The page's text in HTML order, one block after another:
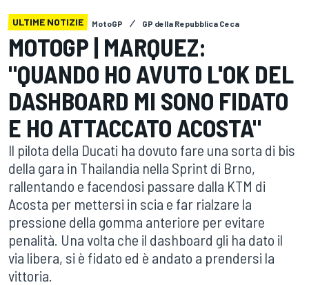
ULTIME NOTIZIE MotoGP GP della Repubblica Ceca
MOTOGP | MARQUEZ:
"QUANDO HO AVUTO L'OK DEL
DASHBOARD MI SONO FIDATO
E HO ATTACCATO ACOSTA"
Il pilota della Ducati ha dovuto fare una sorta di bis
della gara in Thailandia nella Sprint di Brno,
rallentando e facendosi passare dalla KTM di
Acosta per mettersi in scia e far rialzare la
pressione della gomma anteriore per evitare
penalità. Una volta che il dashboard gli ha dato il
via libera, si è fidato ed è andato a prendersi la
vittoria.